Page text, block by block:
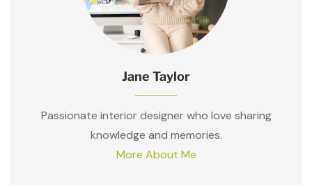
Jane Taylor
Passionate interior designer who love sharing
knowledge and memories.
More About Me